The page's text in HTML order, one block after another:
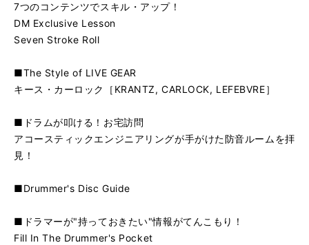
7つのコンテンツでスキル・アップ！
DM Exclusive Lesson
Seven Stroke Roll
■The Style of LIVE GEAR
キース・カーロック［KRANTZ, CARLOCK, LEFEBVRE］
■ドラムが叩ける！お宅訪問
アコースティックエンジニアリングが手がけた防音ルームを拝
見！
■Drummer's Disc Guide
■ドラマーが"持っておきたい"情報がてんこもり！
Fill In The Drummer's Pocket